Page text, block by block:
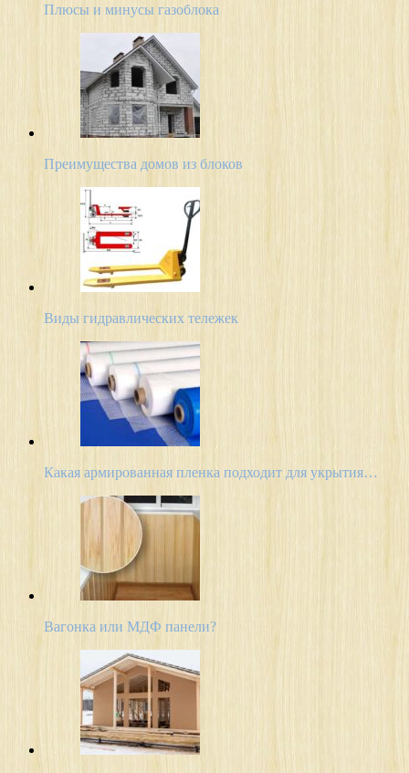
Плюсы и минусы газоблока
Преимущества домов из блоков
Виды гидравлических тележек
Какая армированная пленка подходит для укрытия…
Вагонка или МДФ панели?